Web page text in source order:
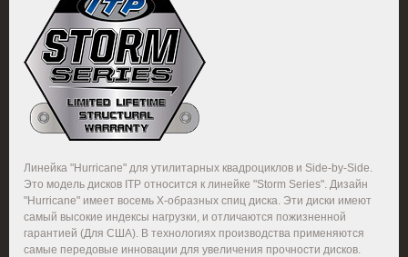
Линейка "Hurricane" для утилитарных квадроциклов и Side-by-Side.
Это модель дисков ITP относится к линейке "Storm Series". Дизайн
"Hurricane" имеет восемь Х-образных спиц диска. Эти диски имеют
самый высокие индексы нагрузки, и отличаются пожизненной
гарантией (Для США). В технологиях производства применяются
самые передовые инновации для увеличения прочности дисков.